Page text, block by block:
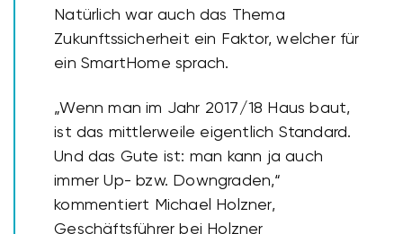
Natürlich war auch das Thema
Zukunftssicherheit ein Faktor, welcher für
ein SmartHome sprach.
„Wenn man im Jahr 2017/18 Haus baut,
ist das mittlerweile eigentlich Standard.
Und das Gute ist: man kann ja auch
immer Up- bzw. Downgraden,“
kommentiert Michael Holzner,
Geschäftsführer bei Holzner